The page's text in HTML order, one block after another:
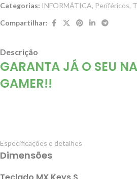
Categorias: INFORMÁTICA, Periféricos,
Compartilhar:
Descrição
GARANTA JÁ O SEU
GAMER!!
Especificações e detalhes
Dimensões